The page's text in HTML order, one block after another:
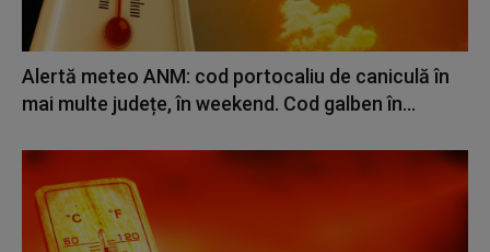
Alertă meteo ANM: cod portocaliu de caniculă în
mai multe județe, în weekend. Cod galben în...